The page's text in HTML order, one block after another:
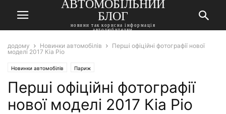
АВТОМОБІЛЬНИЙ
БЛОГ
новини так корисна інформація
автолюбителям
додому Новинки автомобілів
Перші офіційні фотографії нової
моделі 2017 Кіа Ріо
Новинки автомобілів Париж
Перші офіційні фотографії
нової моделі 2017 Кіа Ріо